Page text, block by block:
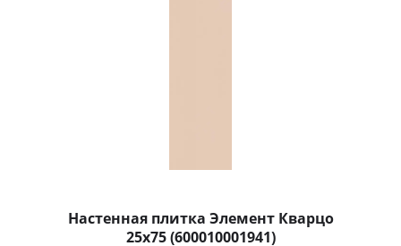
Настенная плитка Элемент Кварцо
25x75 (600010001941)